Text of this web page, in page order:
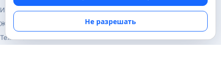
История
Животные
Техника
Не разрешать